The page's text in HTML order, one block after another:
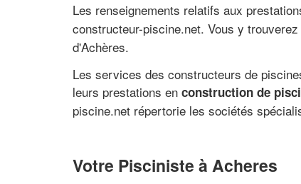
Les renseignements relatifs aux
constructeur-piscine.net. Vous y
d'Achères.
Les services des constructeurs de
leurs prestations en construction de
piscine.net répertorie les sociétés
Votre Pisciniste à Acheres